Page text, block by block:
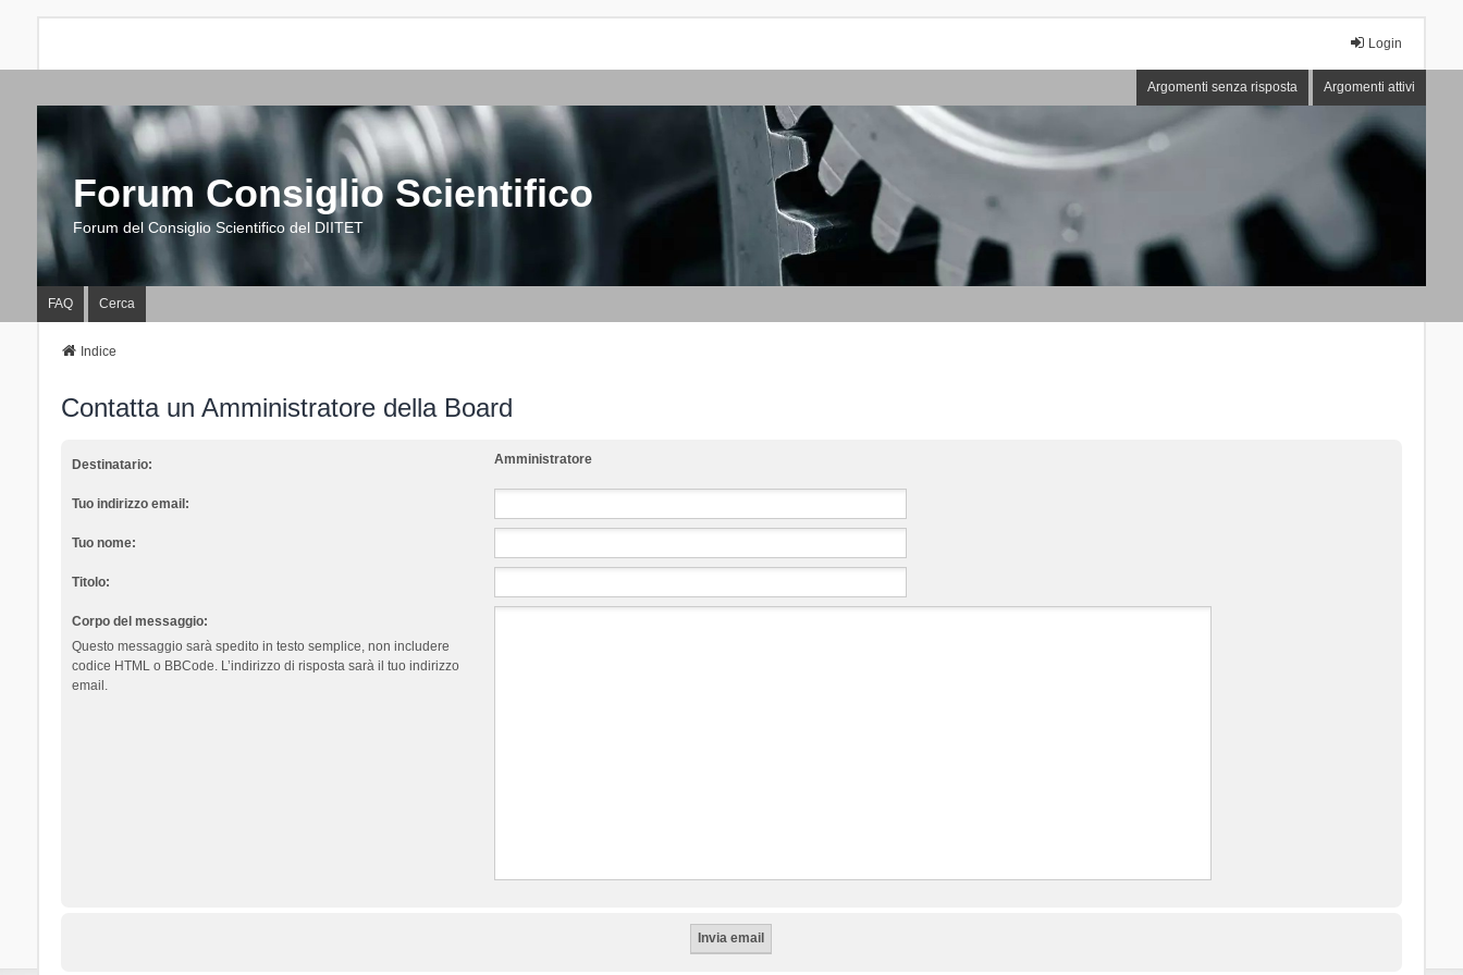
Login
Argomenti senza risposta Argomenti attivi
Forum Consiglio Scientifico
Forum del Consiglio Scientifico del DIITET
FAQ Cerca
Indice
Contatta un Amministratore della Board
Destinatario: Amministratore
Tuo indirizzo email:
Tuo nome:
Titolo:
Corpo del messaggio:
Questo messaggio sarà spedito in testo semplice, non includere
codice HTML o BBCode. L’indirizzo di risposta sarà il tuo indirizzo
email.